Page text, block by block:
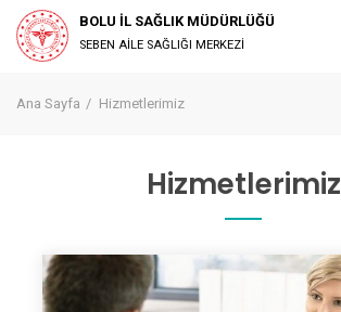
BOLU İL SAĞLIK MÜDÜRLÜĞÜ
SEBEN AİLE SAĞLIĞI MERKEZİ
Ana Sayfa Hizmetlerimiz
Hizmetlerimiz